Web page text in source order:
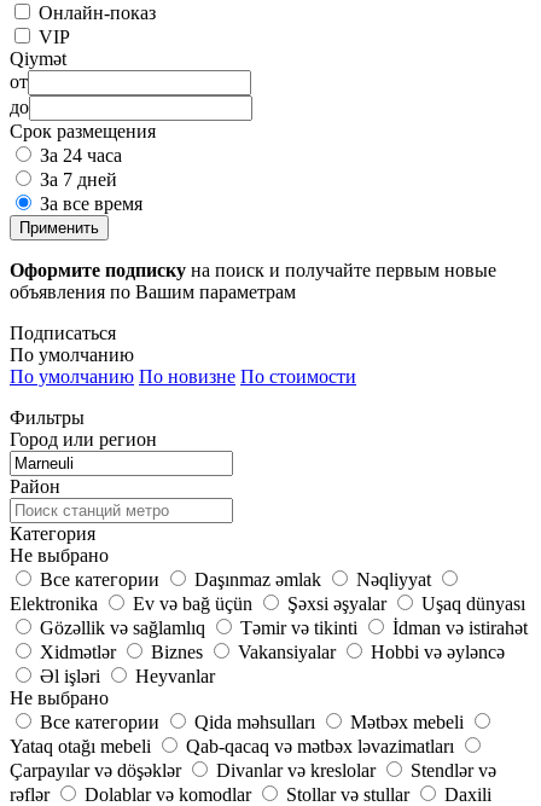
Онлайн-показ
VIP
Qiymət
от
до
Срок размещения
За 24 часа
За 7 дней
За все время
Применить
Оформите подписку на поиск и получайте первым новые
объявления по Вашим параметрам
Подписаться
По умолчанию
По умолчанию По новизне По стоимости
Фильтры
Город или регион
Район
Категория
Не выбрано
Все категории
Daşınmaz əmlak
Nəqliyyat
Elektronika
Ev və bağ üçün Şəxsi əşyalar
Uşaq dünyası
Gözəllik və sağlamlıq
Təmir və tikinti
İdman və istirahət
Xidmətlər
Biznes Vakansiyalar
Hobbi və əyləncə
Əl işləri
Heyvanlar
Не выбрано
Все категории
Qida məhsulları
Mətbəx mebeli
Yataq otağı mebeli
Qab-qacaq və mətbəx ləvazimatları
Çarpayılar və döşəklər
Divanlar və kreslolar
Stendlər və
rəflər
Dolablar və komodlar Stollar və stullar
Daxili